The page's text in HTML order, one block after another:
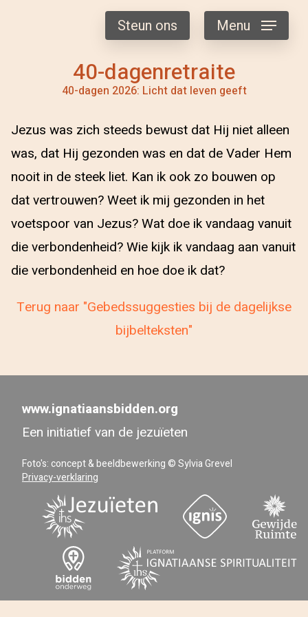
40-dagenretraite
40-dagen 2026: Licht dat leven geeft
Steun ons Menu
Jezus was zich steeds bewust dat Hij niet alleen
was, dat Hij gezonden was en dat de Vader Hem
nooit in de steek liet. Kan ik ook zo bouwen op
dat vertrouwen? Weet ik mij gezonden in het
voetspoor van Jezus? Wat doe ik vandaag vanuit
die verbondenheid? Wie kijk ik vandaag aan vanuit
die verbondenheid en hoe doe ik dat?
Terug naar "Gebedssuggesties bij de dagelijkse
bijbelteksten"
www.ignatiaansbidden.org
Een initiatief van de jezuïeten
Foto's: concept & beeldbewerking © Sylvia Grevel
Privacy-verklaring